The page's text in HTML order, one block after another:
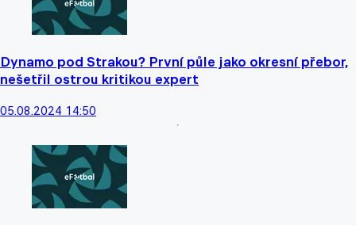
Dynamo pod Strakou? První půle jako okresní přebor,
nešetřil ostrou kritikou expert
05.08.2024 14:50